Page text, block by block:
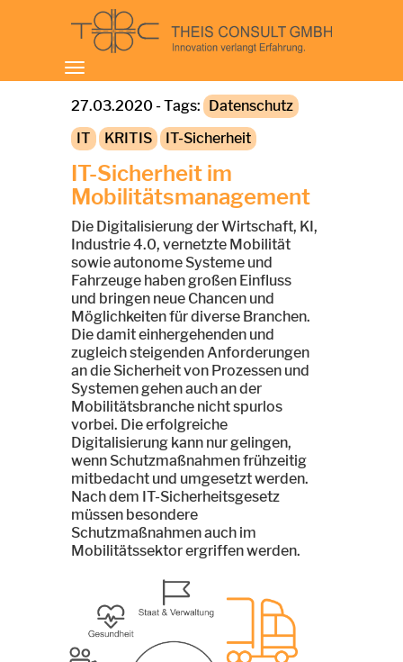
Toggle
navigation
27.03.2020 - Tags: Datenschutz
IT
KRITIS IT-Sicherheit
IT-Sicherheit im
Mobilitätsmanagement
Die Digitalisierung der Wirtschaft, KI,
Industrie 4.0, vernetzte Mobilität
sowie autonome Systeme und
Fahrzeuge haben großen Einfluss
und bringen neue Chancen und
Möglichkeiten für diverse Branchen.
Die damit einhergehenden und
zugleich steigenden Anforderungen
an die Sicherheit von Prozessen und
Systemen gehen auch an der
Mobilitätsbranche nicht spurlos
vorbei. Die erfolgreiche
Digitalisierung kann nur gelingen,
wenn Schutzmaßnahmen frühzeitig
mitbedacht und umgesetzt werden.
Nach dem IT-Sicherheitsgesetz
müssen besondere
Schutzmaßnahmen auch im
Mobilitätssektor ergriffen werden.